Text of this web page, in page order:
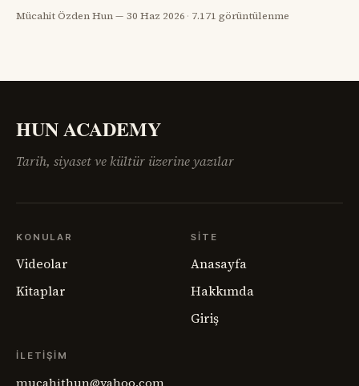
görünüyordu; fakat savaşın geride bıraktığı öfke, açlık,
Mücahit Özden Hun 30 Haz 2026 · 7.171 görüntülenme
HUN ACADEMY
Tarih, siyaset ve kültür üzerine yazılar
KONULAR
Videolar
Kitaplar
SITE
Anasayfa
Hakkımda
Giriş
İLETIŞIM
mucahithun@yahoo.com